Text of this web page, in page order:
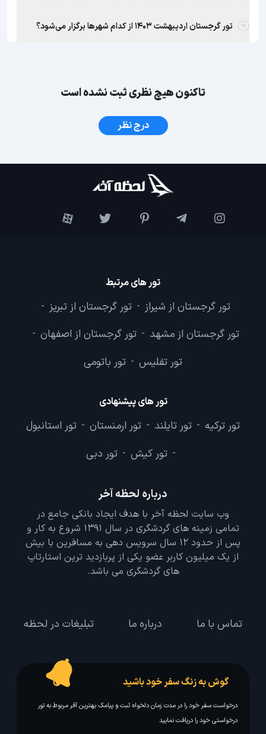
تور گرجستان اردیبهشت 1403 از کدام شهرها برگزار می‌شود؟
تاکنون هیچ نظری ثبت نشده است
درج نظر
تور های مرتبط
تور گرجستان از شیراز - تور گرجستان از تبریز -
تور گرجستان از مشهد - تور گرجستان از اصفهان -
تور تفلیس - تور باتومی
تور های پیشنهادی
تور ترکیه - تور تایلند - تور ارمنستان - تور استانبول
- تور کیش - تور دبی
درباره لحظه آخر
وب سایت لحظه آخر با هدف ایجاد بانکی جامع در
تمامی زمینه های گردشگری در سال 1391 شروع به کار و
پس از حدود 12 سال سرویس دهی به مسافرین با بیش
از یک میلیون کاربر عضو یکی از پربازدید ترین استارتاپ
های گردشگری می باشد.
تماس با ما درباره ما تبلیغات در لحظه
گوش به زنگ سفر خود باشید
درخواست سفر خود را در مدت زمان دلخواه ثبت و پیامک بهترین آفر مربوط به تور
درخواستی خود را دریافت نمایید